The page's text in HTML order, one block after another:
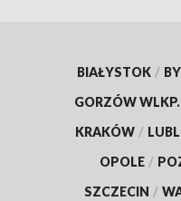
BIAŁYSTOK /
GORZÓW WLKP.
KRAKÓW /
OPOLE /
SZCZECIN /